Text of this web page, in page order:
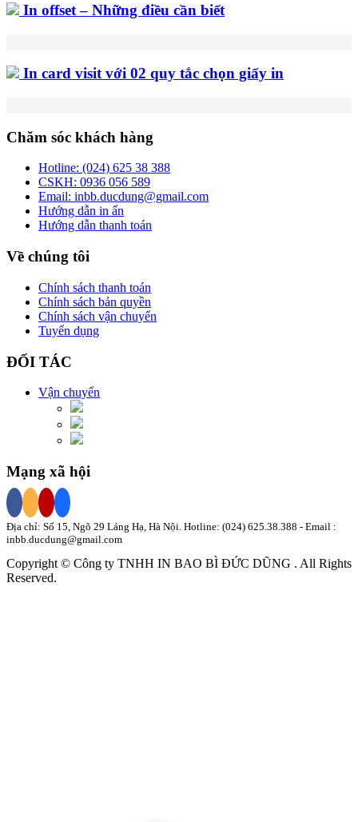
In offset – Những điều cần biết
In card visit với 02 quy tắc chọn giấy in
Chăm sóc khách hàng
Hotline: (024) 625 38 388
CSKH: 0936 056 589
Email: inbb.ducdung@gmail.com
Hướng dẫn in ấn
Hướng dẫn thanh toán
Về chúng tôi
Chính sách thanh toán
Chính sách bản quyền
Chính sách vận chuyển
Tuyển dụng
ĐỐI TÁC
Vận chuyển
Mạng xã hội
Địa chỉ: Số 15, Ngõ 29 Láng Hạ, Hà Nội. Hotline: (024) 625.38.388 - Email :
inbb.ducdung@gmail.com
Copyright © Công ty TNHH IN BAO BÌ ĐỨC DŨNG . All Rights
Reserved.